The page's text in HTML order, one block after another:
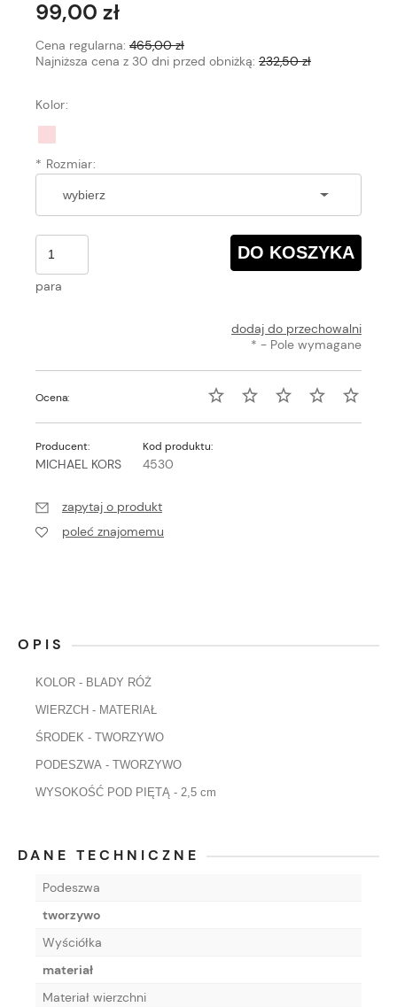
99,00 zł
Cena regularna: 465,00 zł
Najniższa cena z 30 dni przed obniżką: 232,50 zł
Kolor:
* Rozmiar:
para
DO KOSZYKA
dodaj do przechowalni
* - Pole wymagane
Ocena:
Producent:
MICHAEL KORS
Kod produktu:
4530
zapytaj o produkt
poleć znajomemu
OPIS
KOLOR - BLADY RÓŻ
WIERZCH - MATERIAŁ
ŚRODEK - TWORZYWO
PODESZWA - TWORZYWO
WYSOKOŚĆ POD PIĘTĄ - 2,5 cm
DANE TECHNICZNE
Podeszwa
tworzywo
Wyściółka
materiał
Materiał wierzchni